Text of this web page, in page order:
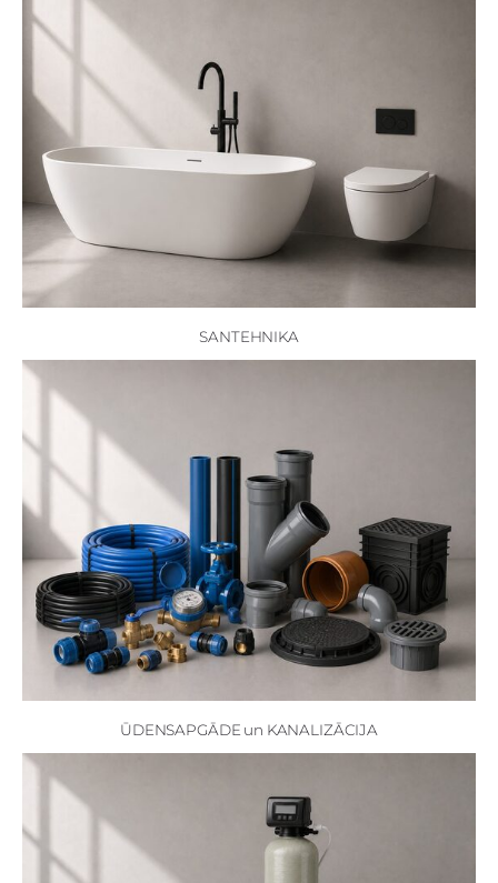
SANTEHNIKA
ŪDENSAPGĀDE un KANALIZĀCIJA